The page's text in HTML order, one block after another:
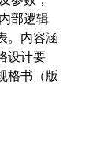
部逻辑
。内容涵
设计要
格书（版